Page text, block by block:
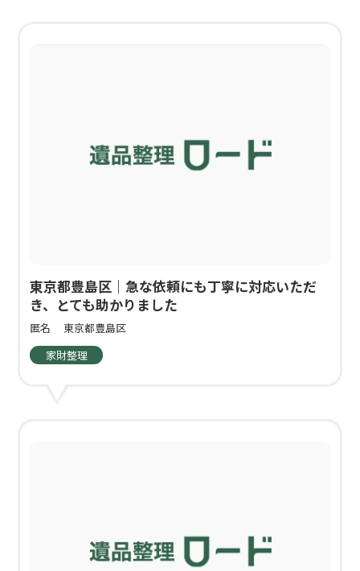
東京都豊島区｜急な依頼にも丁寧に対応いただ
き、とても助かりました
匿名
東京都豊島区
家財整理